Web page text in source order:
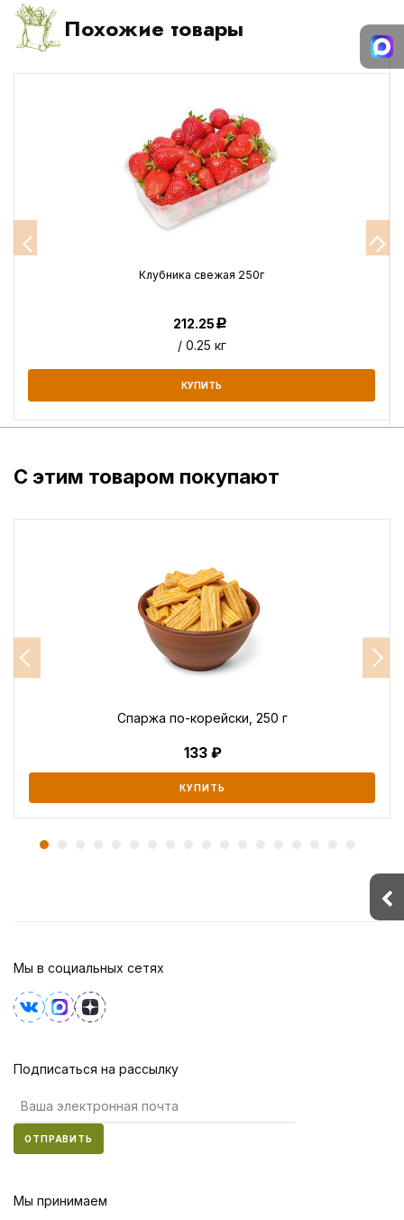
Похожие товары
Клубника свежая 250г
212.25Р
/ 0.25 кг
КУПИТЬ
С этим товаром покупают
Спаржа по-корейски, 250 г
133
КУПИТЬ
Мы в социальных сетях
Подписаться на рассылку
ОТПРАВИТЬ
Мы принимаем